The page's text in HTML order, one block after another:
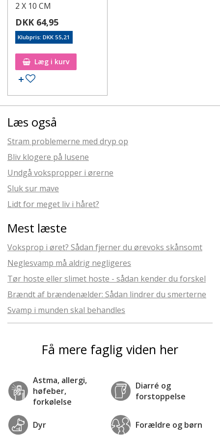
2 X 10 CM
DKK 64,95
Klubpris: DKK 55,21
Læg i kurv
Læs også
Stram problemerne med dryp op
Bliv klogere på lusene
Undgå vokspropper i ørerne
Sluk sur mave
Lidt for meget liv i håret?
Mest læste
Voksprop i øret? Sådan fjerner du ørevoks skånsomt
Neglesvamp må aldrig negligeres
Tør hoste eller slimet hoste - sådan kender du forskel
Brændt af brændenælder: Sådan lindrer du smerterne
Svamp i munden skal behandles
Få mere faglig viden her
Astma, allergi,
høfeber,
forkølelse
Diarré og
forstoppelse
Dyr Forældre og børn